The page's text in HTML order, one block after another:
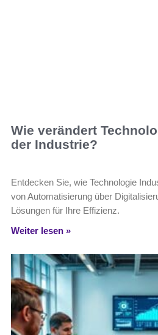
Wie verändert
der Industrie?
Entdecken Sie, wie Technologie
von Automatisierung über
Lösungen für Ihre Effizienz.
Weiter lesen »